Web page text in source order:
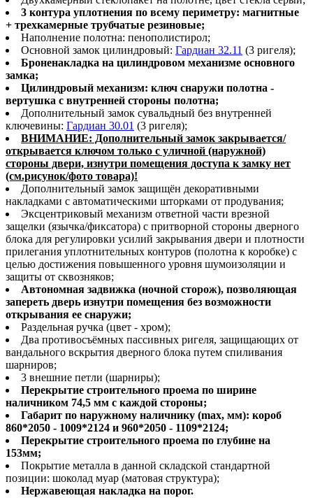
3 контура уплотнения по всему периметру: магнитные
+ трехкамерные трубчатые резиновые;
Наполнение полотна: пенополистирол;
Основной замок цилиндровый: Гардиан 32.11 (3 ригеля);
Броненакладка на цилиндровом механизме основного
замка;
Цилиндровый механизм: ключ снаружи полотна -
вертушка с внутренней стороны полотна;
Дополнительный замок сувальдный без внутренней
ключевины: Гардиан 30.01 (3 ригеля);
ВНИМАНИЕ: Дополнительный замок закрывается/
открывается ключом только с уличной (наружной)
стороны двери, изнутри помещения доступа к замку нет
(см.рисунок/фото товара)!
Дополнительный замок защищён декоративными
накладками с автоматическими шторками от продувания;
Эксцентриковый механизм ответной части врезной
защелки (язычка/фиксатора) с притворной стороны дверного
блока для регулировки усилий закрывания двери и плотности
прилегания уплотнительных контуров (полотна к коробке) с
целью достижения повышенного уровня шумоизоляции и
защиты от сквозняков;
Автономная задвижка (ночной сторож), позволяющая
запереть дверь изнутри помещения без возможности
открывания ее снаружи;
Раздельная ручка (цвет - хром);
Два противосъёмных пассивных ригеля, защищающих от
вандального вскрытия дверного блока путем спиливания
шарниров;
3 внешние петли (шарниры);
Перекрытие строительного проема по ширине
наличником 74,5 мм с каждой стороны;
Габарит по наружному наличнику (max, мм): короб
860*2050 - 1009*2124 и 960*2050 - 1109*2124;
Перекрытие строительного проема по глубине на
153мм;
Покрытие металла в данной складской стандартной
позиции: шоколад муар (матовая структура);
Нержавеющая накладка на порог.